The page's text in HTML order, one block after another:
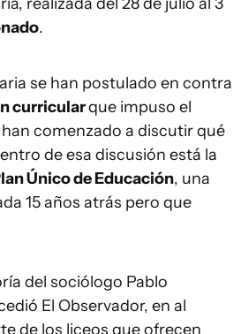
.
se han postulado en contra
curricularque impuso el
comenzado a discutir qué
de esa discusión está la
Único de Educación, una
15 años atrás pero que
del sociólogo Pablo
El Observador, en al
de los liceos que ofrecen